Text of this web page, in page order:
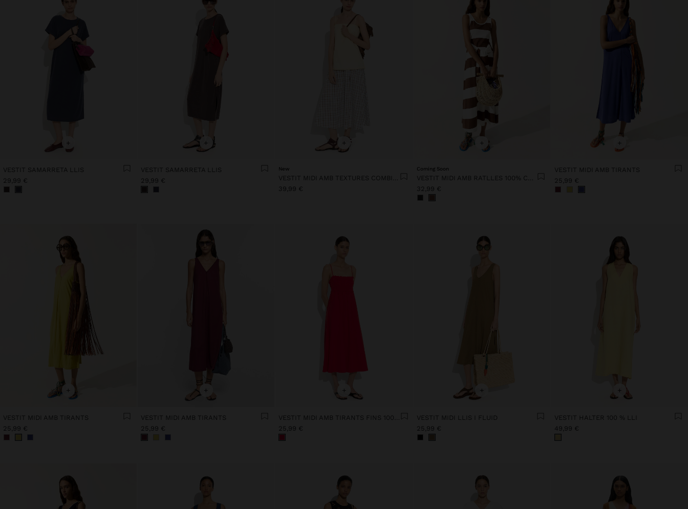
+
VESTIT SAMARRETA LLIS
29,99 €
+
VESTIT SAMARRETA LLIS
29,99 €
+
New
VESTIT MIDI AMB TEXTURES COMBINADES
39,99 €
+
Coming Soon
VESTIT MIDI AMB RATLLES 100% COTÓ
32,99 €
+
VESTIT MIDI AMB TIRANTS
25,99 €
+
VESTIT MIDI AMB TIRANTS
25,99 €
+
VESTIT MIDI AMB TIRANTS
25,99 €
+
25,99 €
+
VESTIT MIDI LLIS I FLUID
25,99 €
+
VESTIT HALTER 100 % LLI
49,99 €